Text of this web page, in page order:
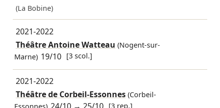
(La Bobine)
2021-2022
Théâtre Antoine Watteau (Nogent-sur-
Marne) 19/10 [3 scol.]
2021-2022
Théâtre de Corbeil-Essonnes(Corbeil-
[3 rep.]